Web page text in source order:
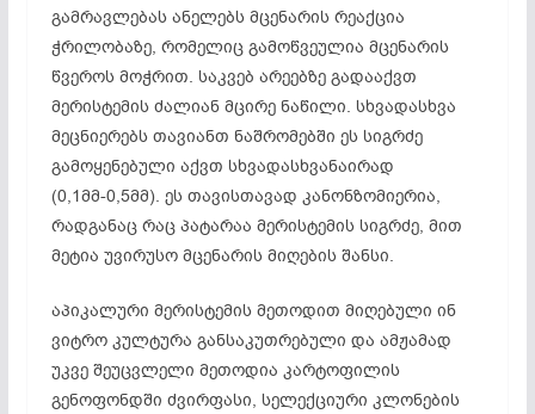
გამრავლებას ანელებს მცენარის რეაქცია
ჭრილობაზე, რომელიც გამოწვეულია მცენარის
წვეროს მოჭრით. საკვებ არეებზე გადააქვთ
მერისტემის ძალიან მცირე ნაწილი. სხვადასხვა
მეცნიერებს თავიანთ ნაშრომებში ეს სიგრძე
გამოყენებული აქვთ სხვადასხვანაირად
(0,1მმ-0,5მმ). ეს თავისთავად კანონზომიერია,
რადგანაც რაც პატარაა მერისტემის სიგრძე, მით
მეტია უვირუსო მცენარის მიღების შანსი.
აპიკალური მერისტემის მეთოდით მიღებული ინ
ვიტრო კულტურა განსაკუთრებული და ამჟამად
უკვე შეუცვლელი მეთოდია კარტოფილის
გენოფონდში ძვირფასი, სელექციური კლონების